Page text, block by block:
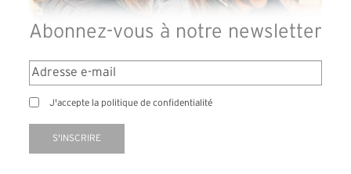
Abonnez-vous à notre newsletter
J'accepte la politique de confidentialité
S'INSCRIRE